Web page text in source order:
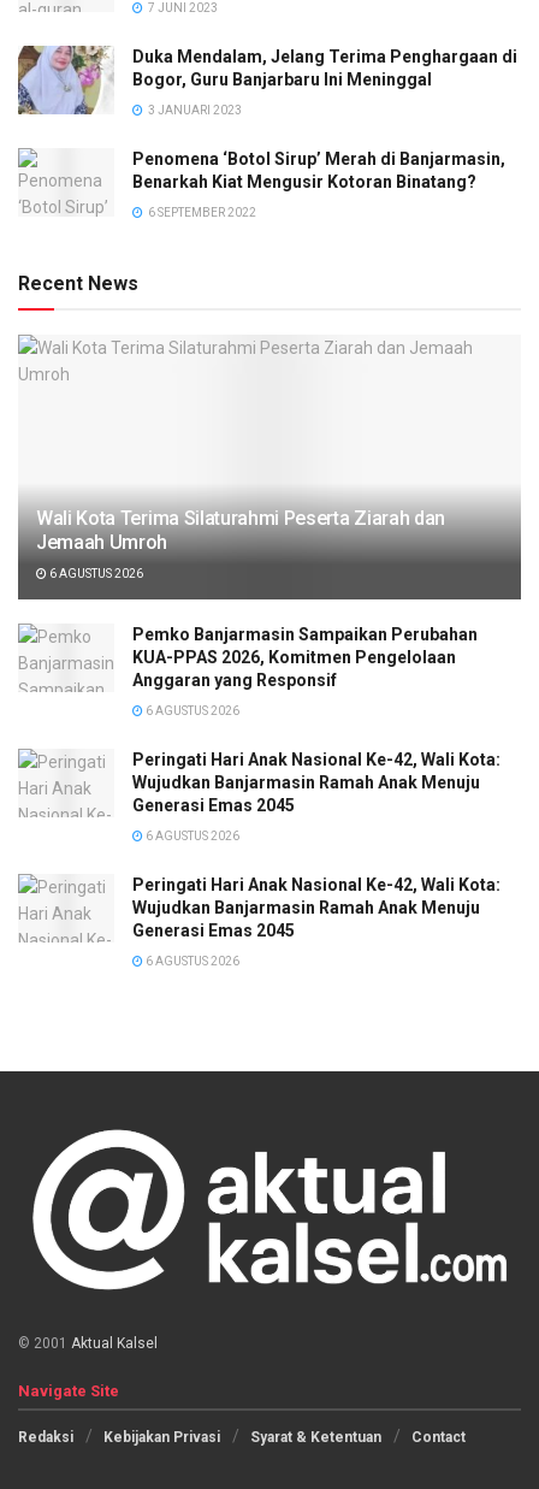
7 JUNI 2023
Duka Mendalam, Jelang Terima Penghargaan di
Bogor, Guru Banjarbaru Ini Meninggal
3 JANUARI 2023
Penomena ‘Botol Sirup’ Merah di Banjarmasin,
Benarkah Kiat Mengusir Kotoran Binatang?
6 SEPTEMBER 2022
Recent News
Wali Kota Terima Silaturahmi Peserta Ziarah dan
Jemaah Umroh
6 AGUSTUS 2026
Pemko Banjarmasin Sampaikan Perubahan
KUA-PPAS 2026, Komitmen Pengelolaan
Anggaran yang Responsif
6 AGUSTUS 2026
Peringati Hari Anak Nasional Ke-42, Wali Kota:
Wujudkan Banjarmasin Ramah Anak Menuju
Generasi Emas 2045
6 AGUSTUS 2026
Peringati Hari Anak Nasional Ke-42, Wali Kota:
Wujudkan Banjarmasin Ramah Anak Menuju
Generasi Emas 2045
6 AGUSTUS 2026
© 2001 Aktual Kalsel
Navigate Site
Redaksi Kebijakan Privasi Syarat & Ketentuan Contact